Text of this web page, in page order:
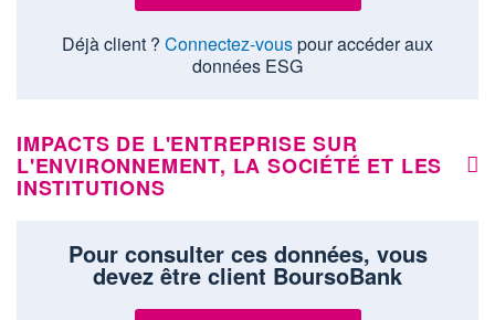
Déjà client ? Connectez-vouspour accéder aux
données ESG
IMPACTS DE L'ENTREPRISE SUR
L'ENVIRONNEMENT, LA SOCIÉTÉ ET LES
INSTITUTIONS
Pour consulter ces données, vous
devez être client BoursoBank